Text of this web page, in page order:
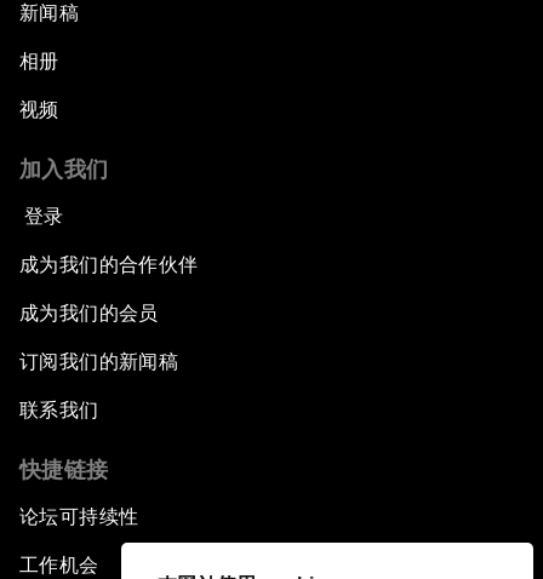
新闻稿
相册
视频
加入我们
登录
成为我们的合作伙伴
成为我们的会员
订阅我们的新闻稿
联系我们
快捷链接
论坛可持续性
工作机会